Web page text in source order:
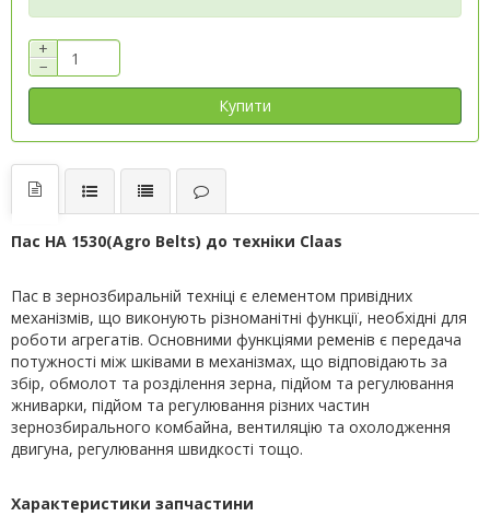
+
−
Купити
Пас HA 1530(Agro Belts) до техніки Claas
Пас в зернозбиральній техніці є елементом привідних
механізмів, що виконують різноманітні функції, необхідні для
роботи агрегатів. Основними функціями ременів є передача
потужності між шківами в механізмах, що відповідають за
збір, обмолот та розділення зерна, підйом та регулювання
жниварки, підйом та регулювання різних частин
зернозбирального комбайна, вентиляцію та охолодження
двигуна, регулювання швидкості тощо.
Характеристики запчастини